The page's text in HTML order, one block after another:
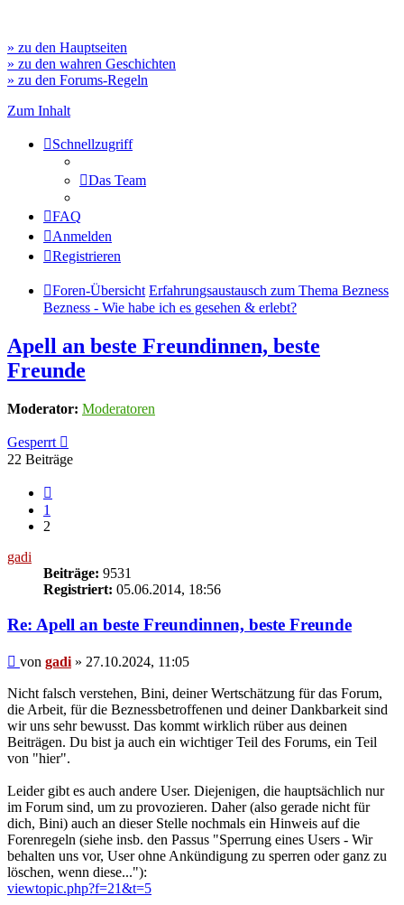
» zu den Hauptseiten
» zu den wahren Geschichten
» zu den Forums-Regeln
Zum Inhalt
Schnellzugriff
Das Team
FAQ
Anmelden
Registrieren
Foren-Übersicht Erfahrungsaustausch zum Thema Bezness
Bezness - Wie habe ich es gesehen & erlebt?
Apell an beste Freundinnen, beste
Freunde
Moderator: Moderatoren
Gesperrt
22 Beiträge
1
2
gadi
Beiträge: 9531
Registriert: 05.06.2014, 18:56
Re: Apell an beste Freundinnen, beste Freunde
Beitrag
von gadi » 27.10.2024, 11:05
Nicht falsch verstehen, Bini, deiner Wertschätzung für das Forum,
die Arbeit, für die Beznessbetroffenen und deiner Dankbarkeit sind
wir uns sehr bewusst. Das kommt wirklich rüber aus deinen
Beiträgen. Du bist ja auch ein wichtiger Teil des Forums, ein Teil
von "hier".
Leider gibt es auch andere User. Diejenigen, die hauptsächlich nur
im Forum sind, um zu provozieren. Daher (also gerade nicht für
dich, Bini) auch an dieser Stelle nochmals ein Hinweis auf die
Forenregeln (siehe insb. den Passus "Sperrung eines Users - Wir
behalten uns vor, User ohne Ankündigung zu sperren oder ganz zu
löschen, wenn diese..."):
viewtopic.php?f=21&t=5